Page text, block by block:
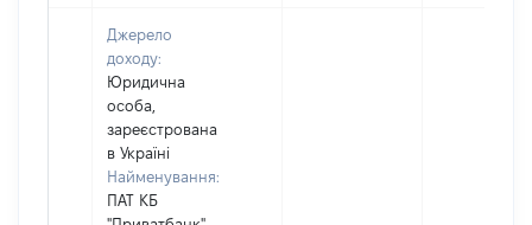
Джерело
доходу:
Юридична
особа,
зареєстрована
в Україні
Найменування:
ПАТ КБ